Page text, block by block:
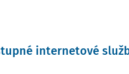
internetové